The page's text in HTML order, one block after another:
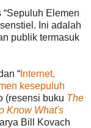
Elemen
Ini adalah
publik termasuk
“ Internet,
kesepuluh
(resensi buku The
Know What's
Bill Kovach